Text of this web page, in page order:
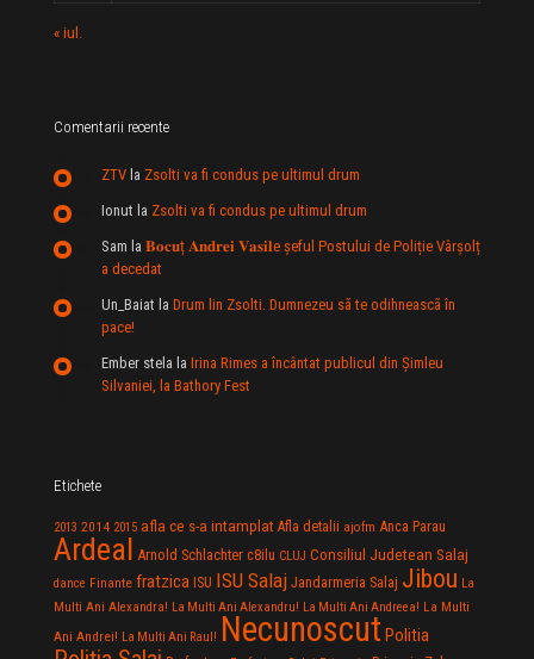
« iul.
Comentarii recente
ZTV la Zsolti va fi condus pe ultimul drum
Ionut la Zsolti va fi condus pe ultimul drum
Sam la 𝐁𝐨𝐜𝐮ț 𝐀𝐧𝐝𝐫𝐞𝐢 𝐕𝐚𝐬𝐢𝐥e şeful Postului de Poliție Vârșolț
a decedat
Un_Baiat la Drum lin Zsolti. Dumnezeu sã te odihneascã în
pace!
Ember stela la Irina Rimes a încântat publicul din Şimleu
Silvaniei, la Bathory Fest
Etichete
2013 2014 2015 afla ce s-a intamplat Afla detalii ajofm Anca Parau
Ardeal Arnold Schlachter c8ilu CLUJ Consiliul Judetean Salaj
dance Finante fratzica ISU ISU Salaj Jandarmeria Salaj Jibou La
Multi Ani Alexandra! La Multi Ani Alexandru! La Multi Ani Andreea! La Multi
Ani Andrei! La Multi Ani Raul! Necunoscut Politia